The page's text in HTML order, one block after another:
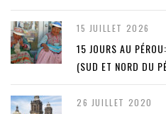
15 JUILLET 2026
15 JOURS AU
(SUD ET NORD DU
26 JUILLET 2020